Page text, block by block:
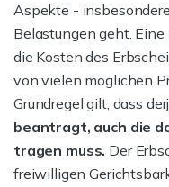
Aspekte -
Belastungen geht.
die Kosten des
von vielen möglichen
Grundregel gilt, dass
beantragt, auch die
tragen muss. Der
freiwilligen